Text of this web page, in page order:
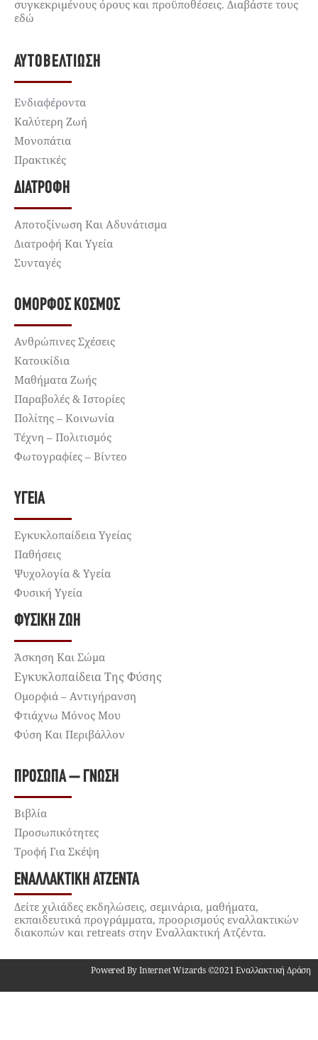
συγκεκριμένους όρους και προϋποθέσεις. Διαβάστε τους
εδώ
ΑΥΤΟΒΕΛΤΊΩΣΗ
Ενδιαφέροντα
Καλύτερη Ζωή
Μονοπάτια
Πρακτικές
ΔΙΑΤΡΟΦΉ
Αποτοξίνωση Και Αδυνάτισμα
Διατροφή Και Υγεία
Συνταγές
ΌΜΟΡΦΟΣ ΚΌΣΜΟΣ
Ανθρώπινες Σχέσεις
Κατοικίδια
Μαθήματα Ζωής
Παραβολές & Ιστορίες
Πολίτης – Κοινωνία
Τέχνη – Πολιτισμός
Φωτογραφίες – Βίντεο
ΥΓΕΊΑ
Εγκυκλοπαίδεια Υγείας
Παθήσεις
Ψυχολογία & Υγεία
Φυσική Υγεία
ΦΥΣΙΚΉ ΖΩΉ
Άσκηση Και Σώμα
Εγκυκλοπαίδεια Της Φύσης
Ομορφιά – Αντιγήρανση
Φτιάχνω Μόνος Μου
Φύση Και Περιβάλλον
ΠΡΌΣΩΠΑ – ΓΝΏΣΗ
Βιβλία
Προσωπικότητες
Τροφή Για Σκέψη
ΕΝΑΛΛΑΚΤΙΚΉ ΑΤΖΈΝΤΑ
Δείτε χιλιάδες εκδηλώσεις, σεμινάρια, μαθήματα,
εκπαιδευτικά προγράμματα, προορισμούς εναλλακτικών
διακοπών και retreats στην Εναλλακτική Ατζέντα.
Powered By Internet Wizards ©2021 Εναλλακτική Δράση